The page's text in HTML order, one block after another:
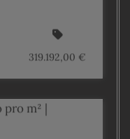
319.192,00 €